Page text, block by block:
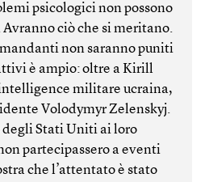
psicologici non possono
ciò che si meritano.
non saranno puniti
è ampio: oltre a Kirill
militare ucraina,
Volodymyr Zelenskyj.
Stati Uniti ai loro
partecipassero a eventi
che l’attentato è stato